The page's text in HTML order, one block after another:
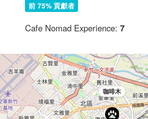
前 75% 貢獻者
Cafe Nomad Experience: 7
咖啡木